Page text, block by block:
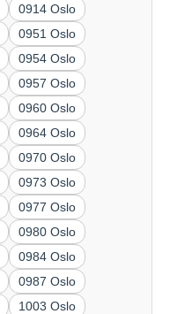
0914 Oslo
0951 Oslo
0954 Oslo
0957 Oslo
0960 Oslo
0964 Oslo
0970 Oslo
0973 Oslo
0977 Oslo
0980 Oslo
0984 Oslo
0987 Oslo
1003 Oslo